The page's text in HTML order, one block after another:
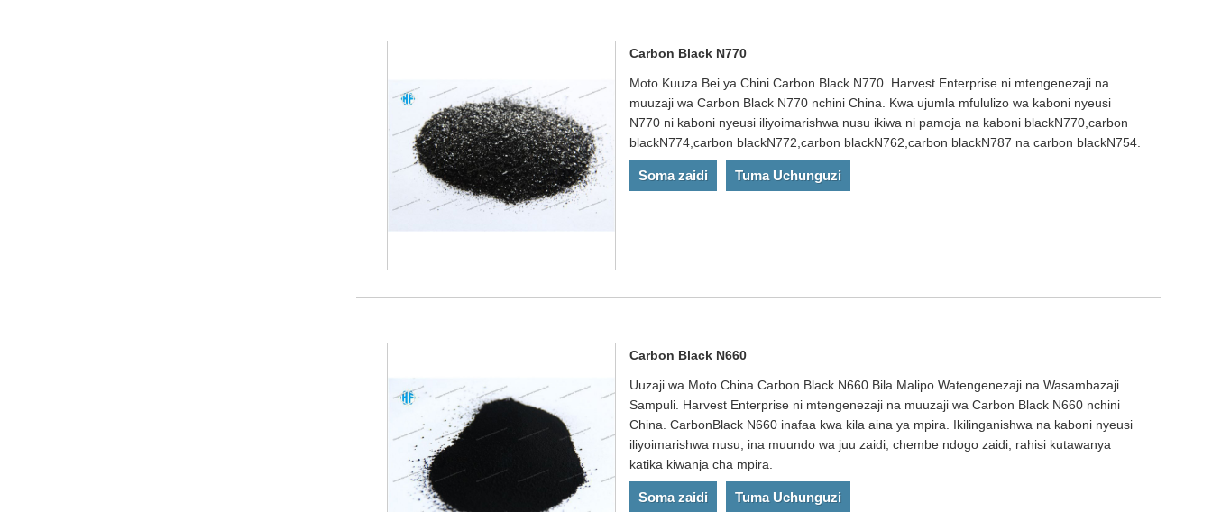
Carbon Black N770
Moto Kuuza Bei ya Chini Carbon Black N770. Harvest Enterprise ni mtengenezaji na
muuzaji wa Carbon Black N770 nchini China. Kwa ujumla mfululizo wa kaboni nyeusi
N770 ni kaboni nyeusi iliyoimarishwa nusu ikiwa ni pamoja na kaboni blackN770,carbon
blackN774,carbon blackN772,carbon blackN762,carbon blackN787 na carbon blackN754.
Soma zaidi Tuma Uchunguzi
Carbon Black N660
Uuzaji wa Moto China Carbon Black N660 Bila Malipo Watengenezaji na Wasambazaji
Sampuli. Harvest Enterprise ni mtengenezaji na muuzaji wa Carbon Black N660 nchini
China. CarbonBlack N660 inafaa kwa kila aina ya mpira. Ikilinganishwa na kaboni nyeusi
iliyoimarishwa nusu, ina muundo wa juu zaidi, chembe ndogo zaidi, rahisi kutawanya
katika kiwanja cha mpira.
Soma zaidi Tuma Uchunguzi